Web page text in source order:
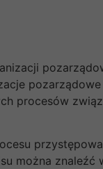
procesów
można